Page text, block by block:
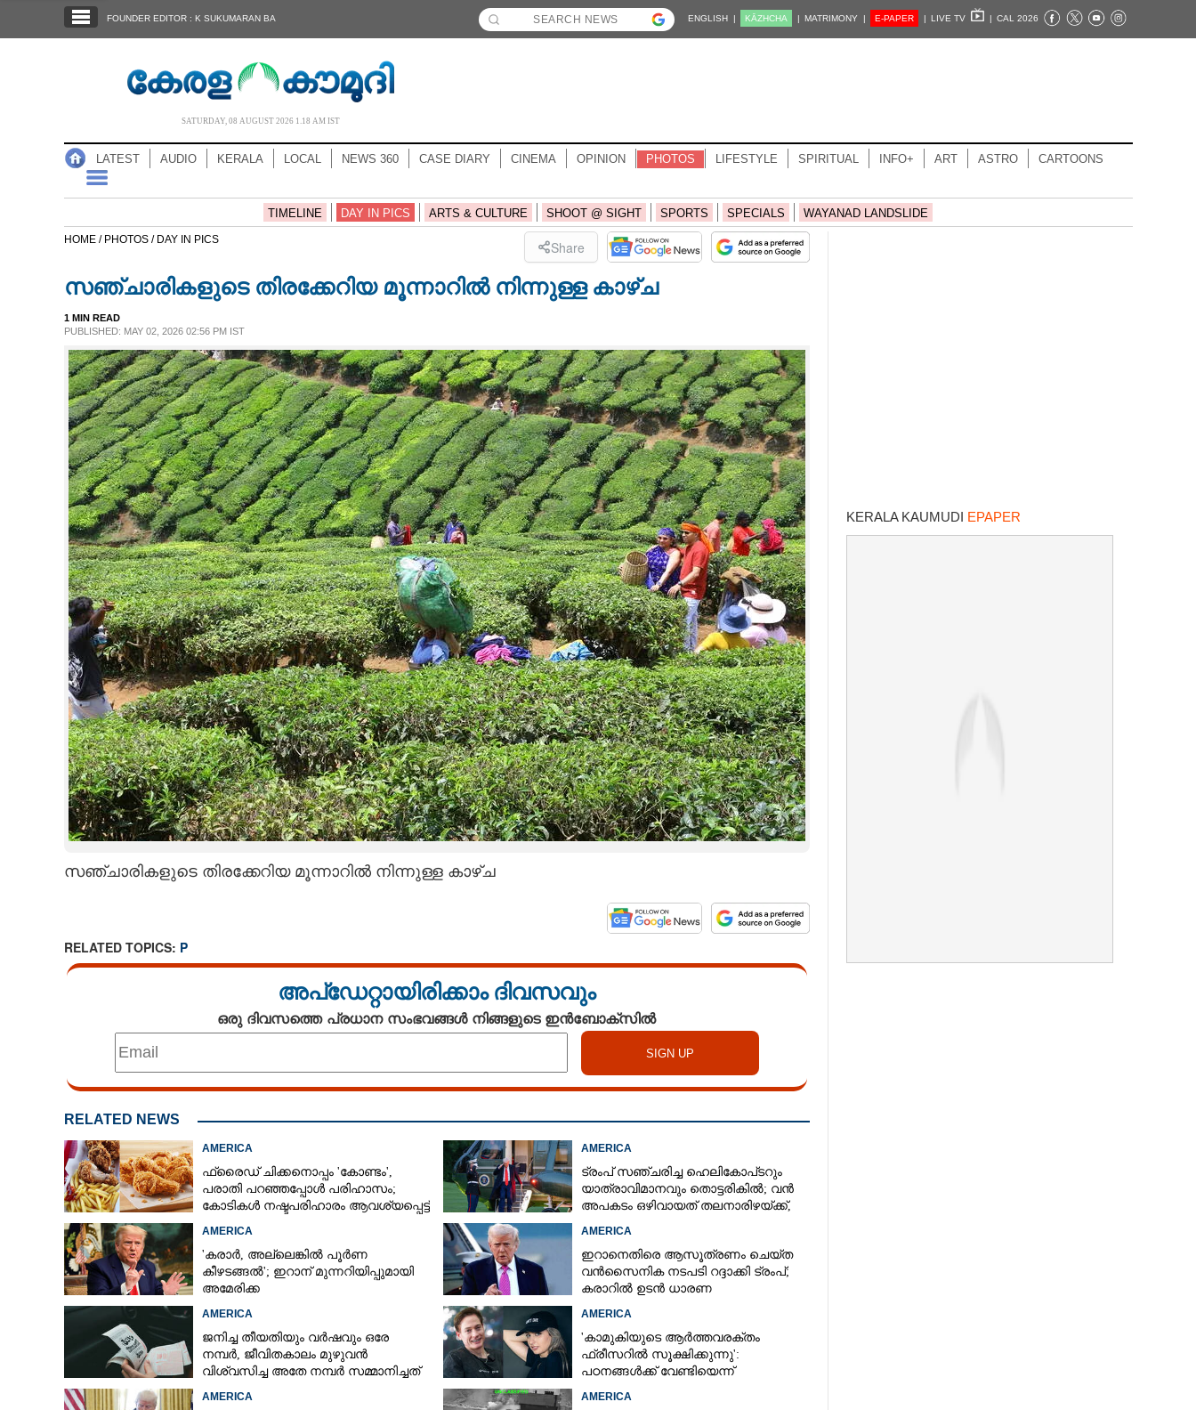
NOTIFIED NEWS
CASE DIARY
LIFESTYLE
SPIRITUAL
CARTOONS
LITERATURE
FOUNDER EDITOR : K SUKUMARAN BA ENGLISH | KĀZHCHA | MATRIMONY | E-PAPER | LIVE TV | CAL 2026
SATURDAY, 08 AUGUST 2026 1.18 AM IST
LATEST AUDIO KERALA LOCAL NEWS 360 CASE DIARY CINEMA OPINION PHOTOS LIFESTYLE SPIRITUAL INFO+ ART ASTRO CARTOONS
TIMELINE DAY IN PICS ARTS & CULTURE SHOOT @ SIGHT SPORTS SPECIALS WAYANAD LANDSLIDE
HOME / PHOTOS / DAY IN PICS Share
സഞ്ചാരികളുടെ തിരക്കേറിയ മൂന്നാറിൽ നിന്നുള്ള കാഴ്ച
1 MIN READ
PUBLISHED: MAY 02, 2026 02:56 PM IST
സഞ്ചാരികളുടെ തിരക്കേറിയ മൂന്നാറിൽ നിന്നുള്ള കാഴ്ച
RELATED TOPICS: P
അപ്ഡേറ്റായിരിക്കാം ദിവസവും
ഒരു ദിവസത്തെ പ്രധാന സംഭവങ്ങൾ നിങ്ങളുടെ ഇൻബോക്സിൽ
RELATED NEWS
AMERICA
ഫ്രൈഡ് ചിക്കനൊപ്പം 'കോണ്ടം',​
പരാതി പറഞ്ഞപ്പോൾ പരിഹാസം;
കോടികൾ നഷ്ടപരിഹാരം ആവശ്യപ്പെട്ട്
AMERICA
ട്രംപ് സഞ്ചരിച്ച ഹെലികോപ്‌ടറും
യാത്രാവിമാനവും തൊട്ടരികിൽ; വൻ
അപകടം ഒഴിവായത് തലനാരിഴയ്‌ക്ക്,
AMERICA
'കരാർ, അല്ലെങ്കിൽ പൂർണ
കീഴടങ്ങൽ'; ഇറാന് മുന്നറിയിപ്പുമായി
അമേരിക്ക
AMERICA
ഇറാനെതിരെ ആസൂത്രണം ചെയ്‌ത
വൻസൈനിക നടപടി റദ്ദാക്കി ട്രംപ്;
കരാറിൽ ഉടൻ ധാരണ
AMERICA
ജനിച്ച തീയതിയും വർഷവും ഒരേ
നമ്പർ, ജീവിതകാലം മുഴുവൻ
വിശ്വസിച്ച അതേ നമ്പർ സമ്മാനിച്ചത്
AMERICA
'കാമുകിയുടെ ആർത്തവരക്തം
ഫ്രീസറിൽ സൂക്ഷിക്കുന്നു':
പഠനങ്ങൾക്ക് വേണ്ടിയെന്ന്
AMERICA AMERICA
KERALA KAUMUDI EPAPER